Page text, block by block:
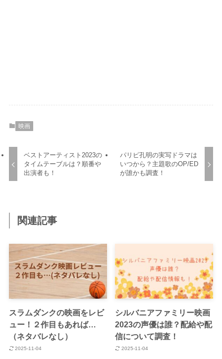
映画
ベストアーティスト2023の
タイムテーブルは？順番や
出演者も！
パリピ孔明の実写ドラマは
いつから？主題歌のOP/ED
が誰かも調査！
関連記事
スラムダンクの映画をレビ
ュー！２作目もあれば…
（ネタバレなし）
2025-11-04
シルバニアファミリー映画
2023の声優は誰？配給や配
信について調査！
2025-11-04